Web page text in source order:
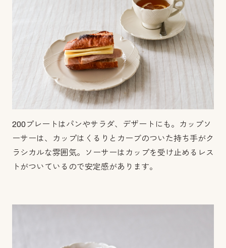
200プレートはパンやサラダ、デザートにも。カップソ
ーサーは、カップはくるりとカーブのついた持ち手がク
ラシカルな雰囲気。ソーサーはカップを受け止めるレス
トがついているので安定感があります。